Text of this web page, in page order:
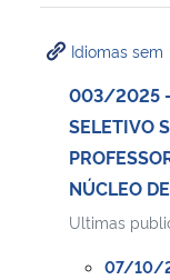
Idiomas sem
003/2025
SELETIVO
NÚCLEO
Ultimas
07/10/